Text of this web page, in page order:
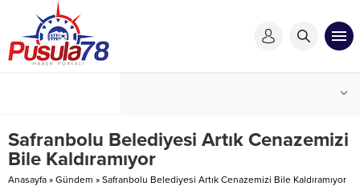
Safranbolu Belediyesi Artık Cenazemizi
Bile Kaldıramıyor
Anasayfa » Gündem » Safranbolu Belediyesi Artık Cenazemizi Bile Kaldıramıyor